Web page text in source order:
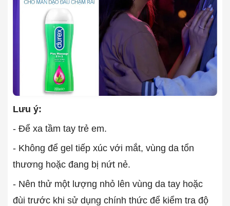
Lưu ý:
- Để xa tầm tay trẻ em.
- Không để gel tiếp xúc với mắt, vùng da tổn
thương hoặc đang bị nứt nẻ.
- Nên thử một lượng nhỏ lên vùng da tay hoặc
đùi trước khi sử dụng chính thức để kiểm tra độ